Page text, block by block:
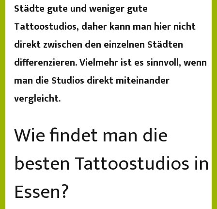
Städte gute und weniger gute
Tattoostudios, daher kann man hier nicht
direkt zwischen den einzelnen Städten
differenzieren. Vielmehr ist es sinnvoll, wenn
man die Studios direkt miteinander
vergleicht.
Wie findet man die
besten Tattoostudios in
Essen?